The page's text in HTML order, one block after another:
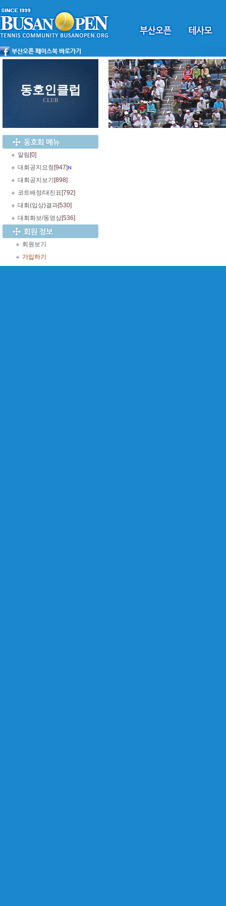
동호인클럽
CLUB
알림 [0]
대회공지요청 [947]
대회공지보기 [898]
코트배정/대진표 [792]
대회(입상)결과[530]
대회화보/동영상[536]
회원보기
가입하기